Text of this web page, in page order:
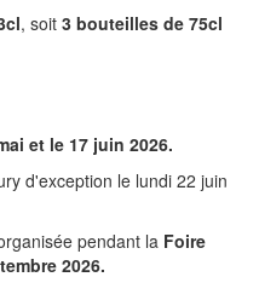
, soit 3 bouteilles de 75cl
et le 17 juin 2026.
d'exception le lundi 22 juin
pendant la Foire
2026.